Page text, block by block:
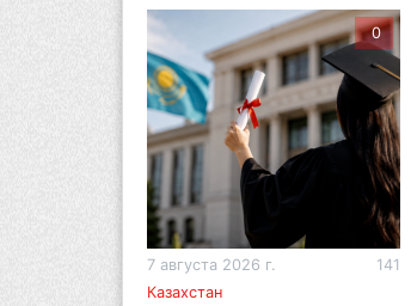
0
7 августа 2026 г.
141
Казахстан